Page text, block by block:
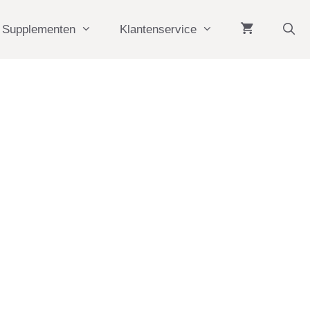
Supplementen Klantenservice